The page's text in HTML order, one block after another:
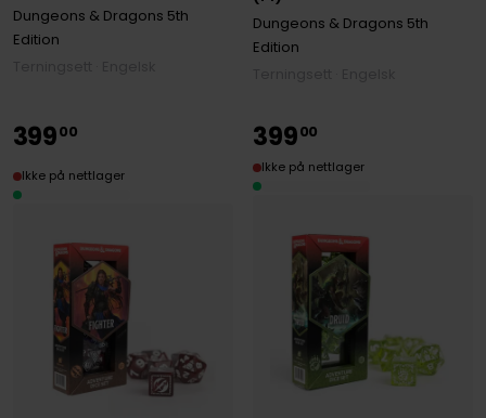
Dungeons & Dragons 5th
Edition
Dungeons & Dragons 5th
Edition
39900
Ikke på nettlager
39900
Ikke på nettlager